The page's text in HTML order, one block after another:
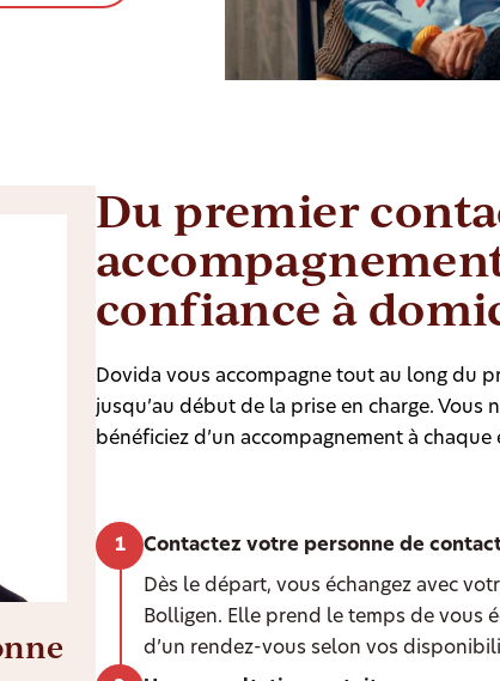
Du premier
confiance à
Dovida vous accompagne tout au long du
jusqu’au début de la prise en charge. Vous
bénéficiez d’un accompagnement à chaque
Contactez votre personne de
Dès le départ, vous échangez avec
Bolligen. Elle prend le temps de vous
d’un rendez-vous selon vos